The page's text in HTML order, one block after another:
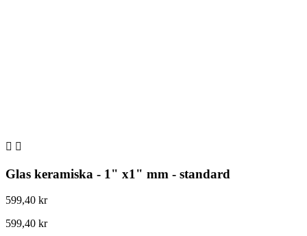
 
Glas keramiska - 1" x1" mm - standard
599,40 kr
599,40 kr